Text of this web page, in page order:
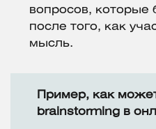
вопросов, которые
после того, как
мысль.
Пример, как
brainstorming в